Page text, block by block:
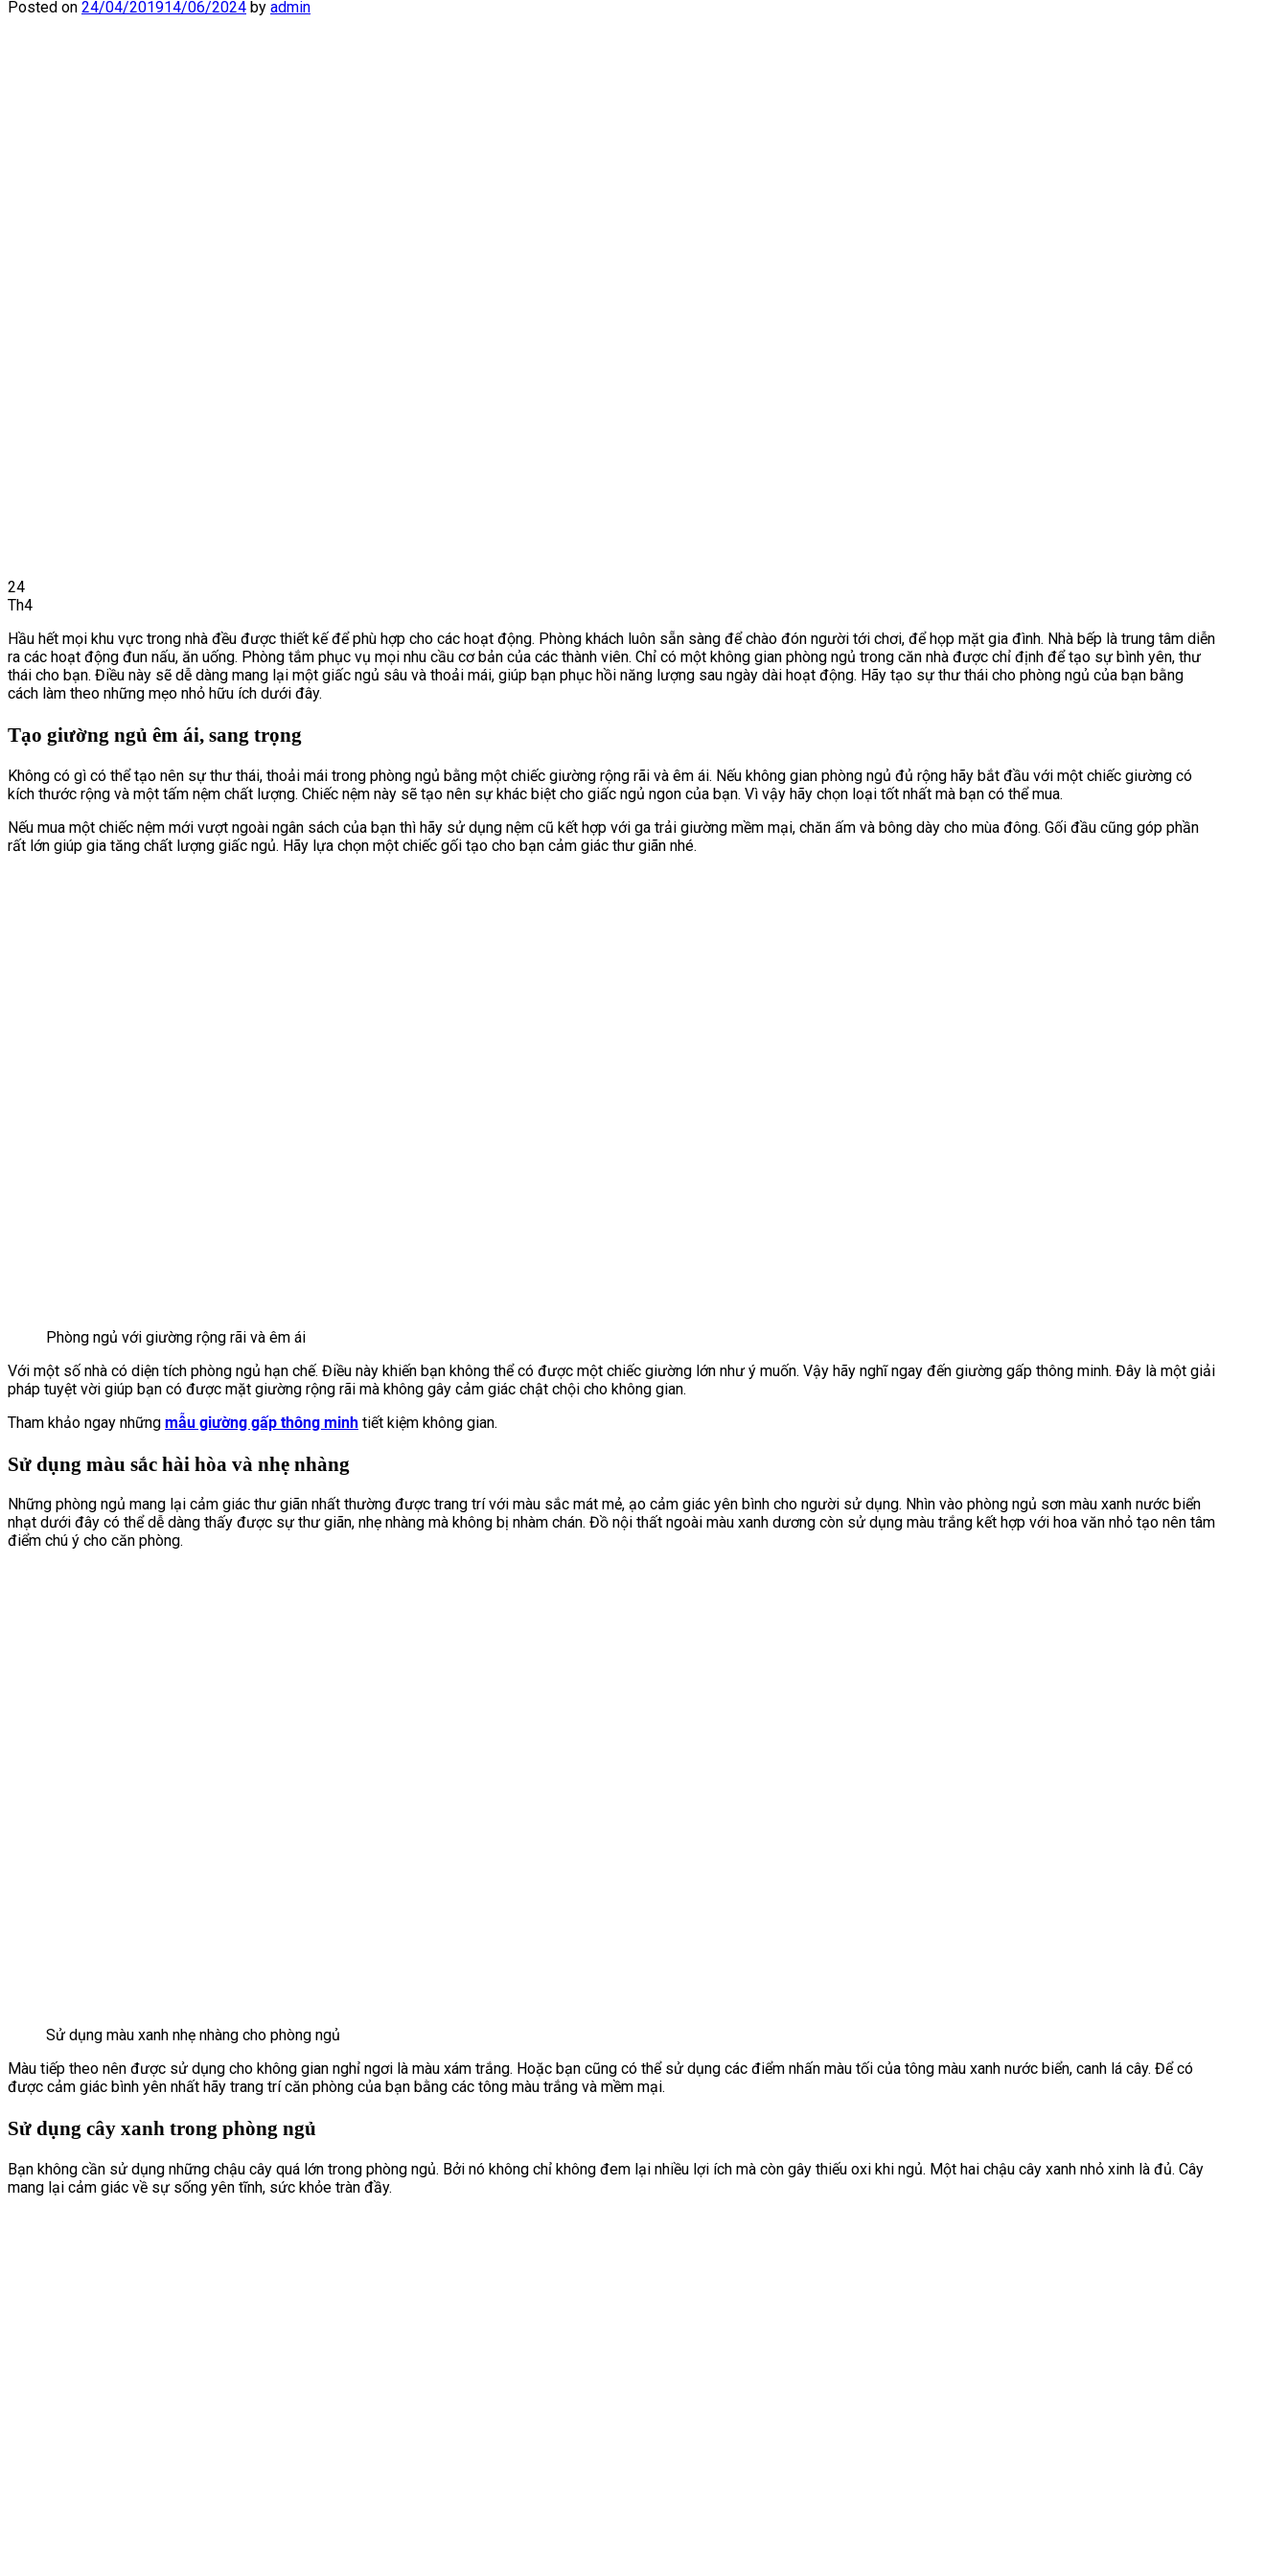
Posted on 24/04/201914/06/2024 by admin
24
Th4
Hầu hết mọi khu vực trong nhà đều được thiết kế để phù hợp cho các hoạt động. Phòng khách luôn sẵn sàng để chào đón người tới chơi, để họp mặt gia đình. Nhà bếp là trung tâm diễn
ra các hoạt động đun nấu, ăn uống. Phòng tắm phục vụ mọi nhu cầu cơ bản của các thành viên. Chỉ có một không gian phòng ngủ trong căn nhà được chỉ định để tạo sự bình yên, thư
thái cho bạn. Điều này sẽ dễ dàng mang lại một giấc ngủ sâu và thoải mái, giúp bạn phục hồi năng lượng sau ngày dài hoạt động. Hãy tạo sự thư thái cho phòng ngủ của bạn bằng
cách làm theo những mẹo nhỏ hữu ích dưới đây.
Tạo giường ngủ êm ái, sang trọng
Không có gì có thể tạo nên sự thư thái, thoải mái trong phòng ngủ bằng một chiếc giường rộng rãi và êm ái. Nếu không gian phòng ngủ đủ rộng hãy bắt đầu với một chiếc giường có
kích thước rộng và một tấm nệm chất lượng. Chiếc nệm này sẽ tạo nên sự khác biệt cho giấc ngủ ngon của bạn. Vì vậy hãy chọn loại tốt nhất mà bạn có thể mua.
Nếu mua một chiếc nệm mới vượt ngoài ngân sách của bạn thì hãy sử dụng nệm cũ kết hợp với ga trải giường mềm mại, chăn ấm và bông dày cho mùa đông. Gối đầu cũng góp phần
rất lớn giúp gia tăng chất lượng giấc ngủ. Hãy lựa chọn một chiếc gối tạo cho bạn cảm giác thư giãn nhé.
Phòng ngủ với giường rộng rãi và êm ái
Với một số nhà có diện tích phòng ngủ hạn chế. Điều này khiến bạn không thể có được một chiếc giường lớn như ý muốn. Vậy hãy nghĩ ngay đến giường gấp thông minh. Đây là một giải
pháp tuyệt vời giúp bạn có được mặt giường rộng rãi mà không gây cảm giác chật chội cho không gian.
Tham khảo ngay những mẫu giường gấp thông minh tiết kiệm không gian.
Sử dụng màu sắc hài hòa và nhẹ nhàng
Những phòng ngủ mang lại cảm giác thư giãn nhất thường được trang trí với màu sắc mát mẻ, ạo cảm giác yên bình cho người sử dụng. Nhìn vào phòng ngủ sơn màu xanh nước biển
nhạt dưới đây có thể dễ dàng thấy được sự thư giãn, nhẹ nhàng mà không bị nhàm chán. Đồ nội thất ngoài màu xanh dương còn sử dụng màu trắng kết hợp với hoa văn nhỏ tạo nên tâm
điểm chú ý cho căn phòng.
Sử dụng màu xanh nhẹ nhàng cho phòng ngủ
Màu tiếp theo nên được sử dụng cho không gian nghỉ ngơi là màu xám trắng. Hoặc bạn cũng có thể sử dụng các điểm nhấn màu tối của tông màu xanh nước biển, canh lá cây. Để có
được cảm giác bình yên nhất hãy trang trí căn phòng của bạn bằng các tông màu trắng và mềm mại.
Sử dụng cây xanh trong phòng ngủ
Bạn không cần sử dụng những chậu cây quá lớn trong phòng ngủ. Bởi nó không chỉ không đem lại nhiều lợi ích mà còn gây thiếu oxi khi ngủ. Một hai chậu cây xanh nhỏ xinh là đủ. Cây
mang lại cảm giác về sự sống yên tĩnh, sức khỏe tràn đầy.